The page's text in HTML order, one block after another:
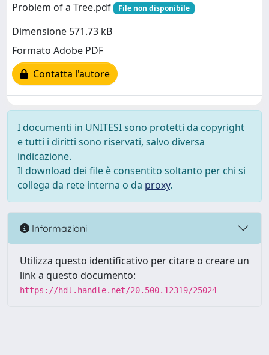
Problem of a Tree.pdf
File non disponibile
Dimensione 571.73 kB
Formato Adobe PDF
Contatta l'autore
I documenti in UNITESI sono protetti da copyright
e tutti i diritti sono riservati, salvo diversa
indicazione.
Il download dei file è consentito soltanto per chi si
collega da rete interna o da proxy.
Informazioni
Utilizza questo identificativo per citare o creare un
link a questo documento:
https://hdl.handle.net/20.500.12319/25024